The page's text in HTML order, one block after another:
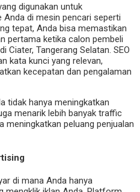
digunakan untuk
di mesin pencari seperti
tepat, Anda bisa memastikan
pertama ketika calon pembeli
Ciater, Tangerang Selatan. SEO
kata kunci yang relevan,
kecepatan dan pengalaman
tidak hanya meningkatkan
menarik lebih banyak traffic
meningkatkan peluang penjualan
di mana Anda hanya